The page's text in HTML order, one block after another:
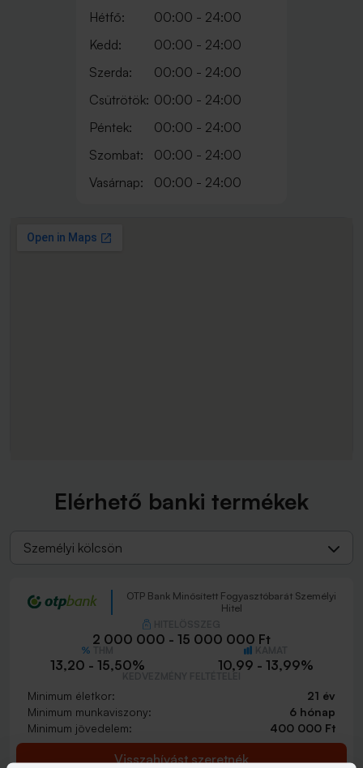
Hétfő:
00:00 - 24:00
Kedd:
00:00 - 24:00
Szerda:
00:00 - 24:00
Csütrötök: 00:00 - 24:00
Péntek:
00:00 - 24:00
Szombat:
00:00 - 24:00
Vasárnap:
00:00 - 24:00
Elérhető banki termékek
Személyi kölcsön
OTP Bank Minősített Fogyasztóbarát Személyi
Hitel
2 000 000 - 15 000 000 Ft
13,20 - 15,50% 10,99 - 13,99%
Minimum életkor:
21 év
Minimum munkaviszony:
6 hónap
Minimum jövedelem:
400 000 Ft
Visszahívást szeretnék